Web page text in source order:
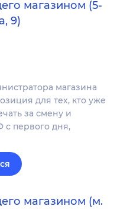
магазином (5-
9)
магазина
для тех, кто уже
за смену и
первого дня,
магазином (м.